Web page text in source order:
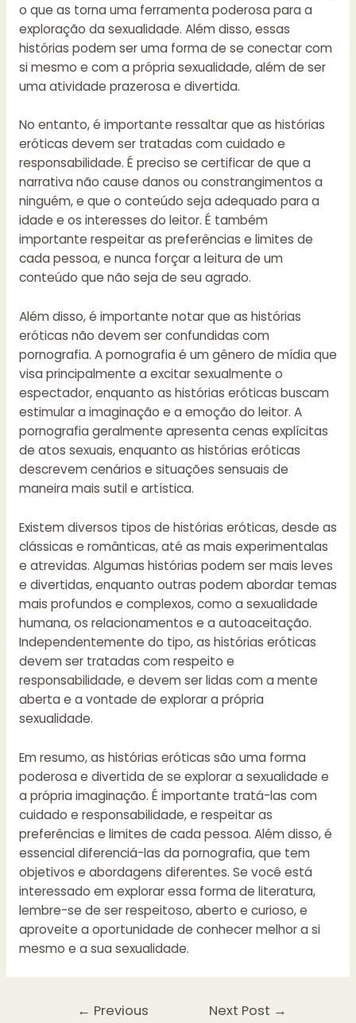
o que as torna uma ferramenta poderosa para a
exploração da sexualidade. Além disso, essas
histórias podem ser uma forma de se conectar com
si mesmo e com a própria sexualidade, além de ser
uma atividade prazerosa e divertida.
No entanto, é importante ressaltar que as histórias
eróticas devem ser tratadas com cuidado e
responsabilidade. É preciso se certificar de que a
narrativa não cause danos ou constrangimentos a
ninguém, e que o conteúdo seja adequado para a
idade e os interesses do leitor. É também
importante respeitar as preferências e limites de
cada pessoa, e nunca forçar a leitura de um
conteúdo que não seja de seu agrado.
Além disso, é importante notar que as histórias
eróticas não devem ser confundidas com
pornografia. A pornografia é um gênero de mídia que
visa principalmente a excitar sexualmente o
espectador, enquanto as histórias eróticas buscam
estimular a imaginação e a emoção do leitor. A
pornografia geralmente apresenta cenas explícitas
de atos sexuais, enquanto as histórias eróticas
descrevem cenários e situações sensuais de
maneira mais sutil e artística.
Existem diversos tipos de histórias eróticas, desde as
clássicas e românticas, até as mais experimentalas
e atrevidas. Algumas histórias podem ser mais leves
e divertidas, enquanto outras podem abordar temas
mais profundos e complexos, como a sexualidade
humana, os relacionamentos e a autoaceitação.
Independentemente do tipo, as histórias eróticas
devem ser tratadas com respeito e
responsabilidade, e devem ser lidas com a mente
aberta e a vontade de explorar a própria
sexualidade.
Em resumo, as histórias eróticas são uma forma
poderosa e divertida de se explorar a sexualidade e
a própria imaginação. É importante tratá-las com
cuidado e responsabilidade, e respeitar as
preferências e limites de cada pessoa. Além disso, é
essencial diferenciá-las da pornografia, que tem
objetivos e abordagens diferentes. Se você está
interessado em explorar essa forma de literatura,
lembre-se de ser respeitoso, aberto e curioso, e
aproveite a oportunidade de conhecer melhor a si
mesmo e a sua sexualidade.
← Previous
Next Post →